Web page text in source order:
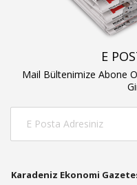
E
Mail Bültenimize Abone
Karadeniz Ekonomi